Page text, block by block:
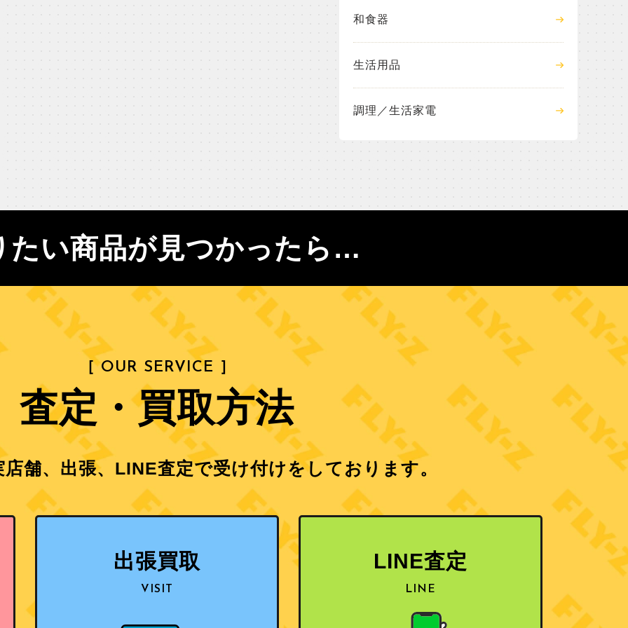
和食器
生活用品
調理／生活家電
たい商品が見つかったら…
［ OUR SERVICE ］
査定・買取方法
舗、出張、LINE査定で受け付けをしております。
出張買取
VISIT
LINE査定
LINE